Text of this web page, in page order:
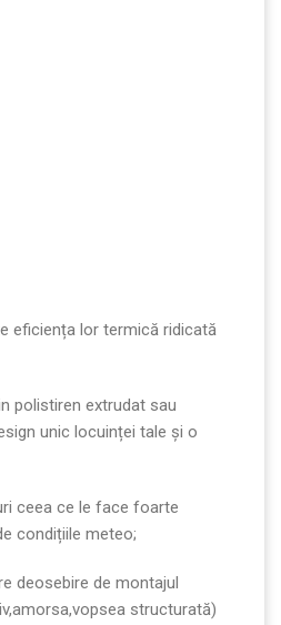
eficiența lor termică ridicată
polistiren extrudat sau
unic locuinței tale și o
ceea ce le face foarte
condițiile meteo;
deosebire de montajul
structurată)